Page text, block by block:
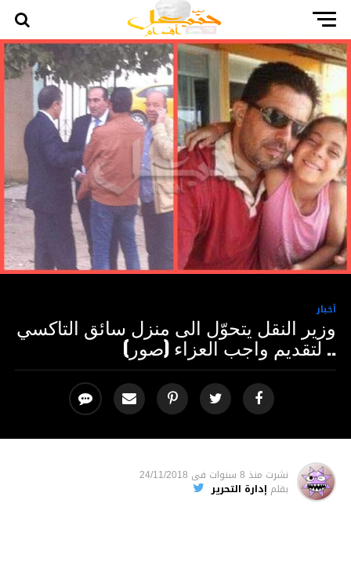
أخبار
وزير النقل يتحوّل الى منزل سائق التاكسي
.. لتقديم واجب العزاء (صور)
نشرت منذ 8 سنوات فى 24/11/2018
بقلم إدارة التحرير